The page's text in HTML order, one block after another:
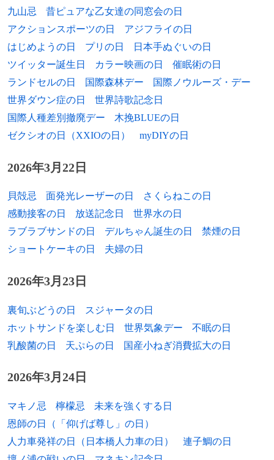
ル選手
1976年
音尾琢真、タレント、俳優（TEAM-
NACS）
1977年 桐田咲智代、アナウンサー
1978年 川原田樹、俳優
1978年 竹森巧、お笑いタレント（アップダウン）
1978年
1980年 近衛はな、女優
1980年 鬼塚智徳、トレイルランナー
デリック・ウィブリー、ミュージシャン
（Sum 41）
スキー選手
1980年 ロナウジーニョ、元サッカー選手
1981年 冴木里江、ストリッパー
1981年 鮫島巧、ミュージシャン
九山忌
昔ピュアな乙女達の同窓会の日
アクションスポーツの日
アジフライの日
はじめようの日
プリの日
日本手ぬぐいの日
ツイッター誕生日
カラー映画の日
催眠術の日
ランドセルの日
国際森林デー
国際ノウルーズ・デー
世界ダウン症の日
世界詩歌記念日
国際人種差別撤廃デー
木挽BLUEの日
ゼクシオの日（XXIOの日）
myDIYの日
2026年3月22日
貝殻忌 面発光レーザーの日
さくらねこの日
感動接客の日
放送記念日
世界水の日
ラブラブサンドの日
デルちゃん誕生の日
禁煙の日
ショートケーキの日
夫婦の日
2026年3月23日
裏旬ぶどうの日
スジャータの日
ホットサンドを楽しむ日
世界気象デー
不眠の日
乳酸菌の日
天ぷらの日 国産小ねぎ消費拡大の日
2026年3月24日
マキノ忌 檸檬忌
未来を強くする日
恩師の日（「仰げば尊し」の日）
人力車発祥の日（日本橋人力車の日）
連子鯛の日